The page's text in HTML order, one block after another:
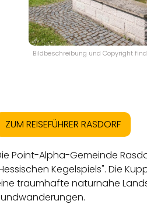
Bildbeschreibung und Copyright
ZUM REISEFÜHRER RASDORF
Point-Alpha-Gemeinde
Kegelspiels". Die
traumhafte naturnahe